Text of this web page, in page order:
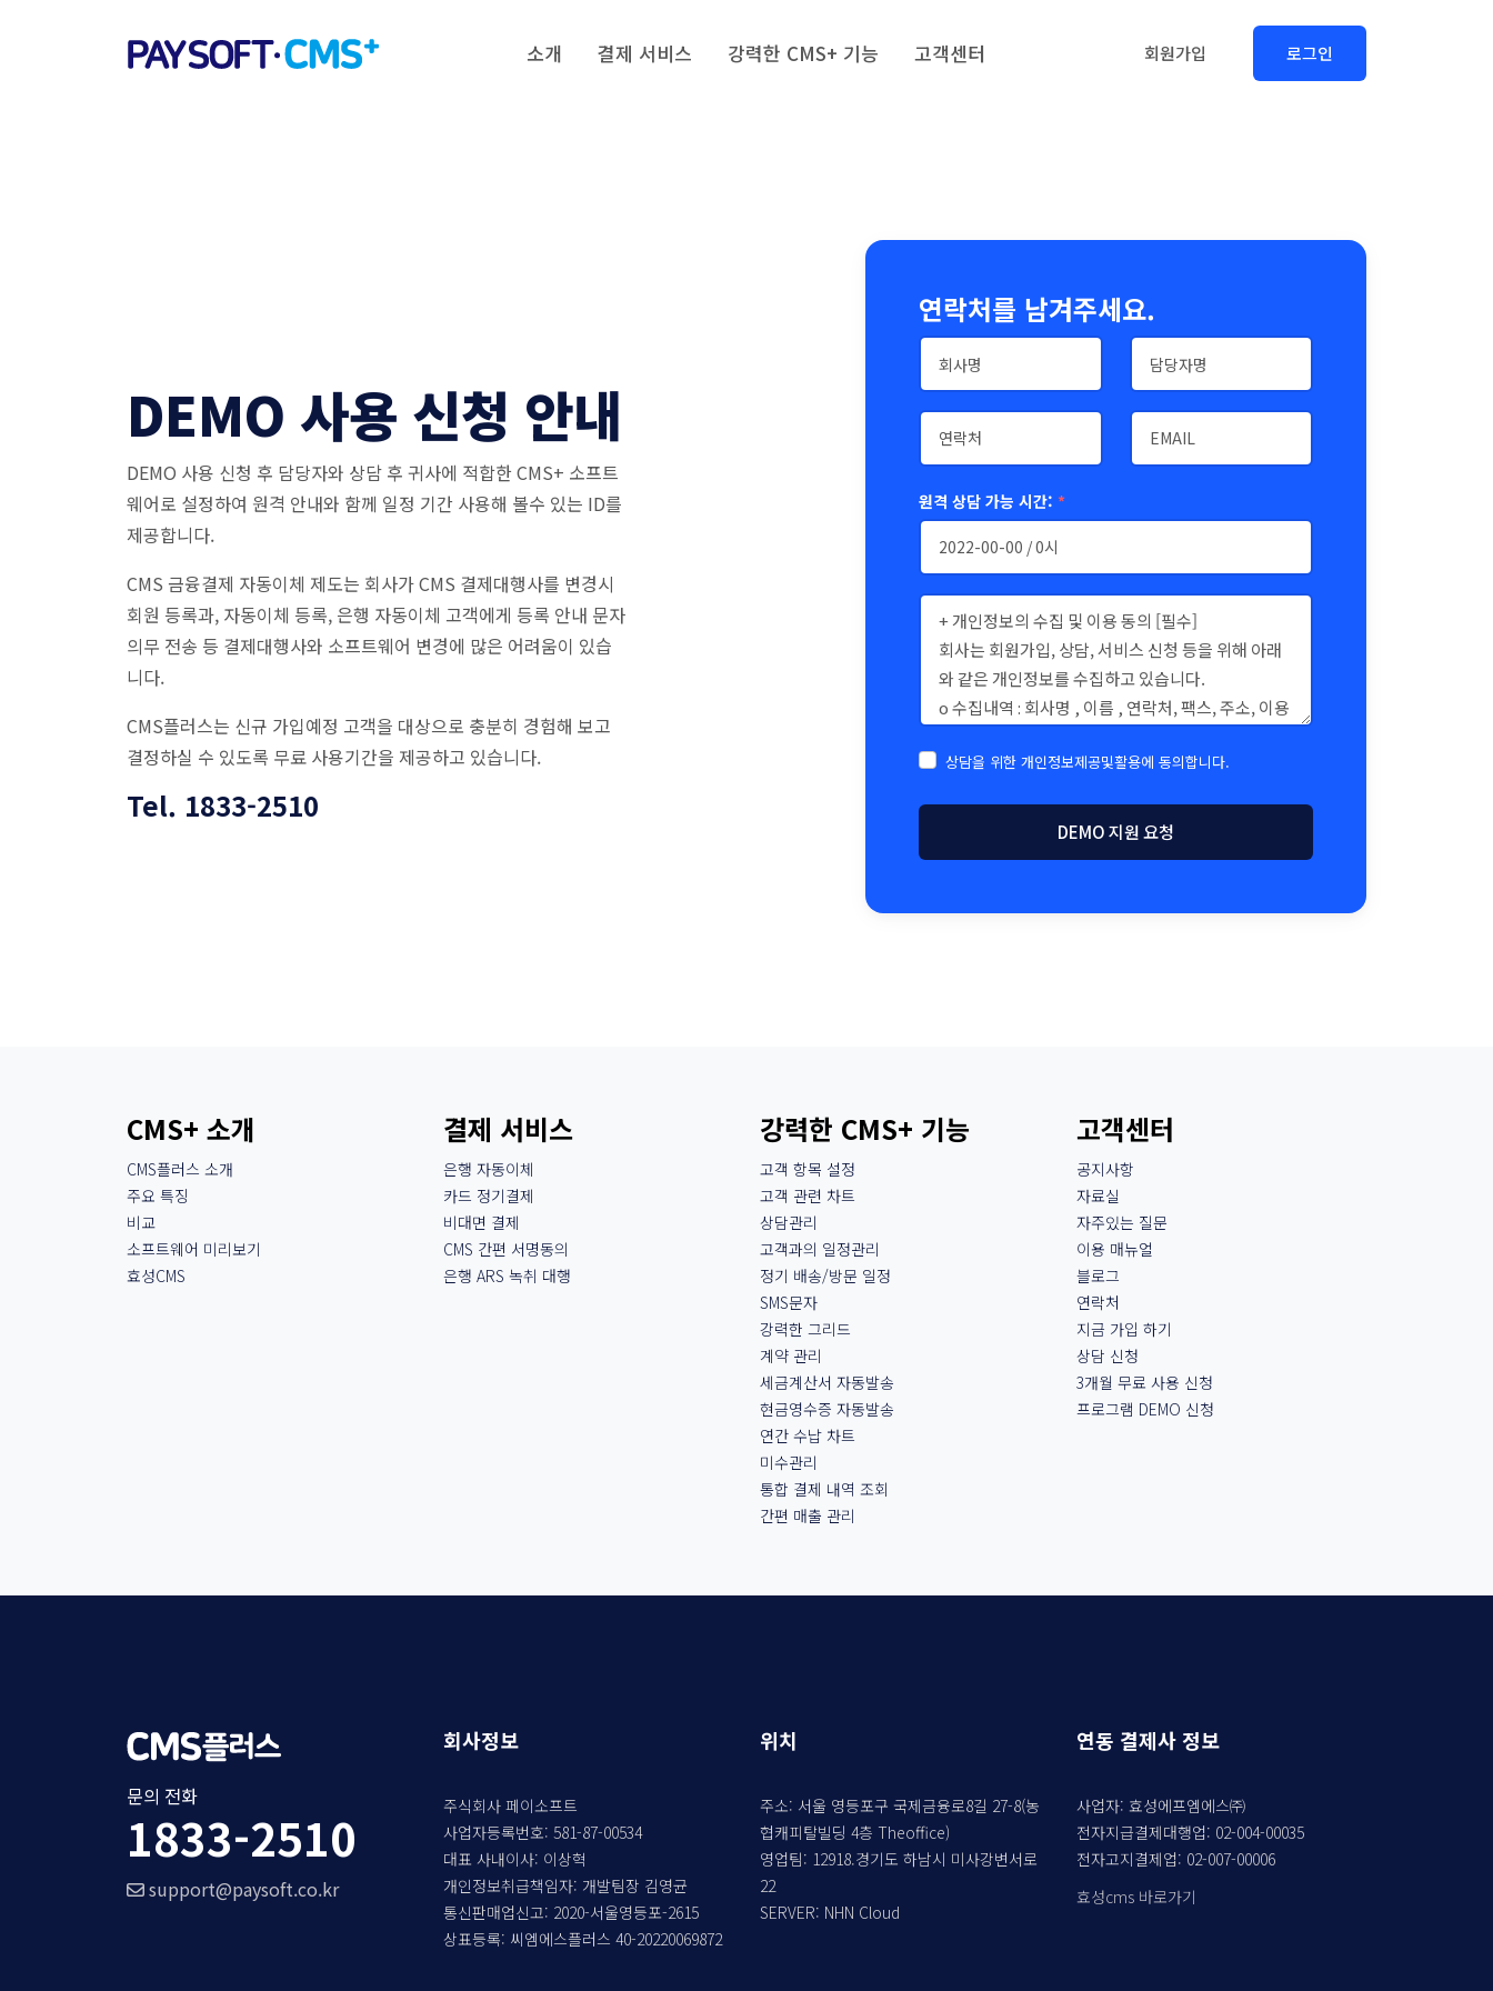
소개 결제 서비스 강력한 CMS+ 기능 고객센터 회원가입 로그인
DEMO 사용 신청 안내
DEMO 사용 신청 후 담당자와 상담 후 귀사에 적합한 CMS+ 소프트
웨어로 설정하여 원격 안내와 함께 일정 기간 사용해 볼수 있는 ID를
제공합니다.
CMS 금융결제 자동이체 제도는 회사가 CMS 결제대행사를 변경시
회원 등록과, 자동이체 등록, 은행 자동이체 고객에게 등록 안내 문자
의무 전송 등 결제대행사와 소프트웨어 변경에 많은 어려움이 있습
니다.
CMS플러스는 신규 가입예정 고객을 대상으로 충분히 경험해 보고
결정하실 수 있도록 무료 사용기간을 제공하고 있습니다.
Tel. 1833-2510
연락처를 남겨주세요.
원격 상담 가능 시간: *
상담을 위한 개인정보제공및활용에 동의합니다.
DEMO 지원 요청
CMS+ 소개
CMS플러스 소개
주요 특징
비교
소프트웨어 미리보기
효성CMS
결제 서비스
은행 자동이체
카드 정기결제
비대면 결제
CMS 간편 서명동의
은행 ARS 녹취 대행
강력한 CMS+ 기능
고객 항목 설정
고객 관련 차트
상담관리
고객과의 일정관리
정기 배송/방문 일정
SMS문자
강력한 그리드
계약 관리
세금계산서 자동발송
현금영수증 자동발송
연간 수납 차트
미수관리
통합 결제 내역 조회
간편 매출 관리
고객센터
공지사항
자료실
자주있는 질문
이용 매뉴얼
블로그
연락처
지금 가입 하기
상담 신청
3개월 무료 사용 신청
프로그램 DEMO 신청
문의 전화
1833-2510
support@paysoft.co.kr
회사정보
주식회사 페이소프트
사업자등록번호: 581-87-00534
대표 사내이사: 이상혁
개인정보취급책임자: 개발팀장 김영균
통신판매업신고: 2020-서울영등포-2615
상표등록: 씨엠에스플러스 40-20220069872
위치
주소: 서울 영등포구 국제금융로8길 27-8(농
협캐피탈빌딩 4층 Theoffice)
영업팀: 12918.경기도 하남시 미사강변서로
22
SERVER: NHN Cloud
연동 결제사 정보
사업자: 효성에프엠에스㈜
전자지급결제대행업: 02-004-00035
전자고지결제업: 02-007-00006
효성cms 바로가기